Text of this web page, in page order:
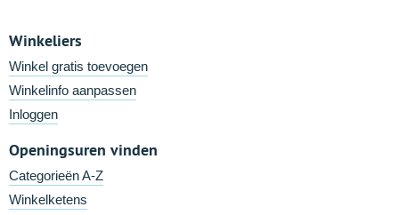
Winkeliers
Winkel gratis toevoegen
Winkelinfo aanpassen
Inloggen
Openingsuren vinden
Categorieën A-Z
Winkelketens